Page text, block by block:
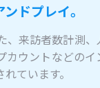
ドプレイ。
来訪者数計測
ウントなどの
ています。